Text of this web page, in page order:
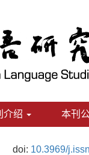
介绍 本刊
doi: 10.3969/